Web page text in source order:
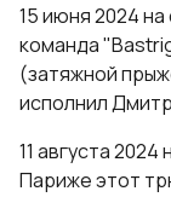
15 июня 2024
команда
(затяжной
исполнил
11 августа
Париже этот